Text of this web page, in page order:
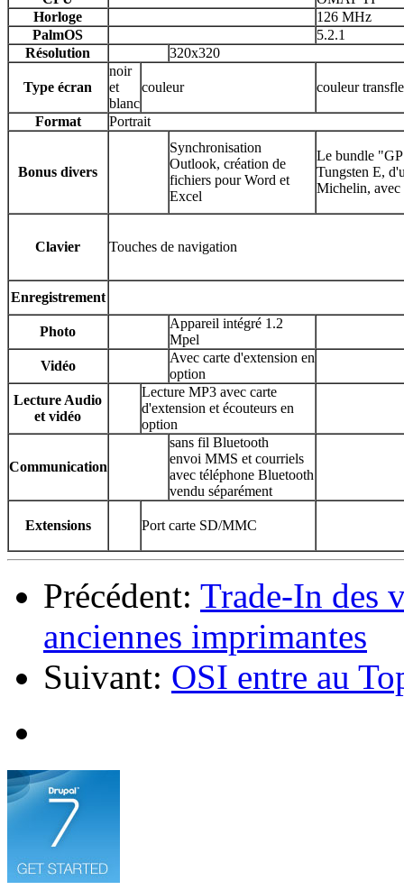
Horloge
126 MHz
PalmOS
5.2.1
Résolution
320x320
Type écran
noir
et
blanc
couleur couleur
Format Portrait
Bonus divers
Synchronisation
Outlook, création de
fichiers pour Word et
Excel
Le bundle
Tungsten E,
Michelin,
Clavier Touches de navigation
Enregistrement
Photo
Appareil intégré 1.2
Mpel
Vidéo
Avec carte d'extension en
option
Lecture Audio
et vidéo
Lecture MP3 avec carte
d'extension et écouteurs en
option
Communication
sans fil Bluetooth
envoi MMS et courriels
avec téléphone Bluetooth
vendu séparément
Extensions Port carte SD/MMC
Précédent: Trade-In des
anciennes imprimantes
Suivant: OSI entre au